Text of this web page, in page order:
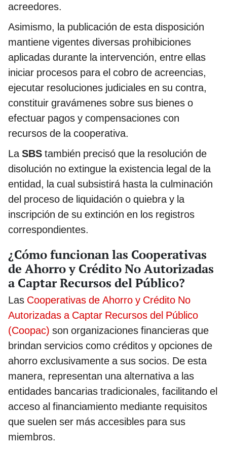
acreedores.
Asimismo, la publicación de esta disposición
mantiene vigentes diversas prohibiciones
aplicadas durante la intervención, entre ellas
iniciar procesos para el cobro de acreencias,
ejecutar resoluciones judiciales en su contra,
constituir gravámenes sobre sus bienes o
efectuar pagos y compensaciones con
recursos de la cooperativa.
LaSBS también precisó que la resolución de
disolución no extingue la existencia legal de la
entidad, la cual subsistirá hasta la culminación
del proceso de liquidación o quiebra y la
inscripción de su extinción en los registros
correspondientes.
¿Cómo funcionan las Cooperativas
de Ahorro y Crédito No Autorizadas
a Captar Recursos del Público?
Las Cooperativas de Ahorro y Crédito No
Autorizadas a Captar Recursos del Público
(Coopac) son organizaciones financieras que
brindan servicios como créditos y opciones de
ahorro exclusivamente a sus socios. De esta
manera, representan una alternativa a las
entidades bancarias tradicionales, facilitando el
acceso al financiamiento mediante requisitos
que suelen ser más accesibles para sus
miembros.